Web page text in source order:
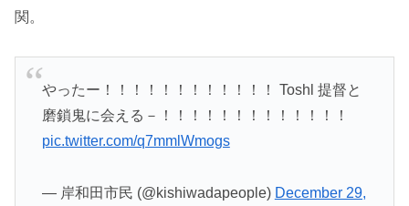
関。
やったー！！！！！！！！！！！！ Toshl 提督と
磨鎖鬼に会える－！！！！！！！！！！！！！
pic.twitter.com/q7mmlWmogs
— 岸和田市民 (@kishiwadapeople) December 29,